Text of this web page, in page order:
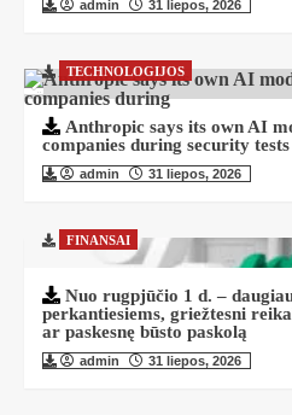
admin 31 liepos, 2026
TECHNOLOGIJOS
Anthropic says its own AI
companies during security tests
admin 31 liepos, 2026
FINANSAI
Nuo rugpjūčio 1 d. –
perkantiesiems, griežtesni
ar paskesnę būsto paskolą
admin 31 liepos, 2026